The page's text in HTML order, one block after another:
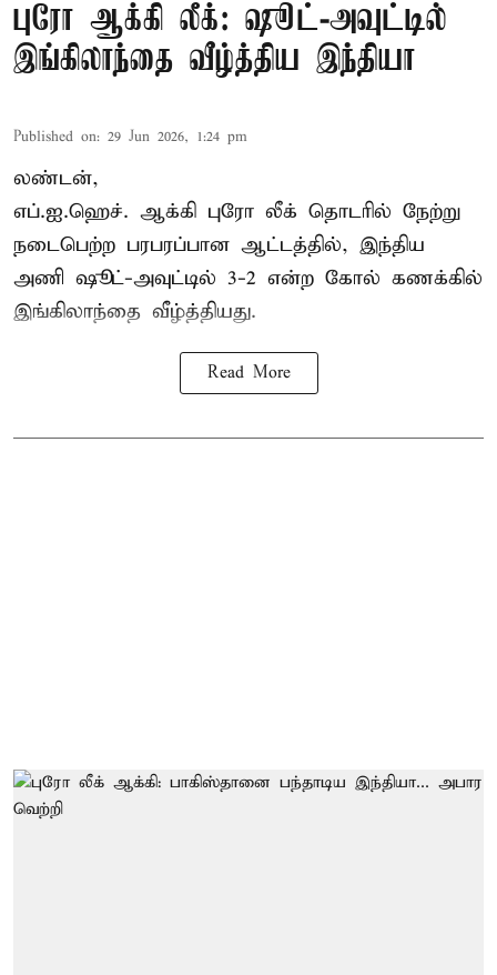
புரோ ஆக்கி லீக்: ஷூட்-அவுட்டில்
இங்கிலாந்தை வீழ்த்திய இந்தியா
Published on: 29 Jun 2026, 1:24 pm
லண்டன்,
எப்.ஐ.ஹெச். ஆக்கி புரோ லீக் தொடரில் நேற்று
நடைபெற்ற பரபரப்பான ஆட்டத்தில், இந்திய
அணி ஷூட்-அவுட்டில் 3-2 என்ற கோல் கணக்கில்
இங்கிலாந்தை வீழ்த்தியது.
Read More